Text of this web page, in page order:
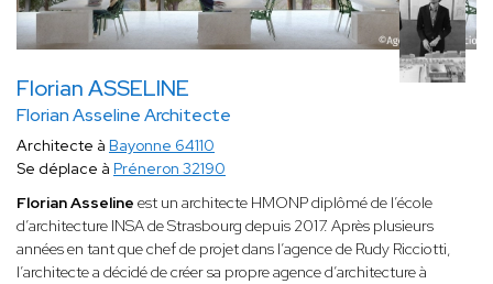
Florian ASSELINE
Florian Asseline Architecte
Architecte à Bayonne 64110
Se déplace à Préneron 32190
Florian Asseline est un architecte HMONP diplômé de l’école
d’architecture INSA de Strasbourg depuis 2017. Après plusieurs
années en tant que chef de projet dans l’agence de Rudy Ricciotti,
l’architecte a décidé de créer sa propre agence d’architecture à